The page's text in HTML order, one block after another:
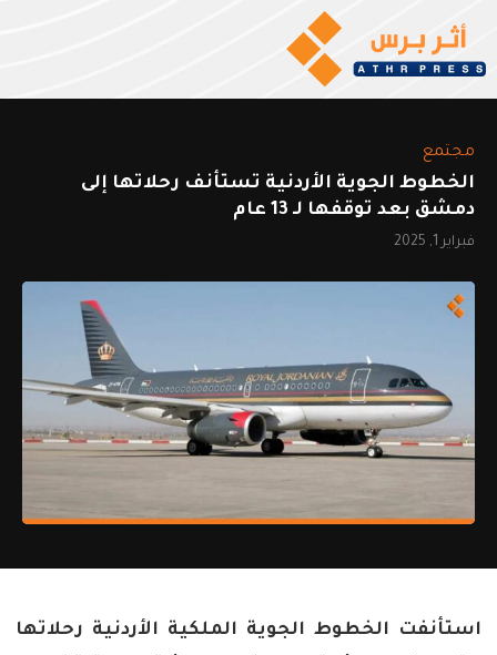
مجتمع
الخطوط الجوية الأردنية تستأنف رحلاتها إلى
دمشق بعد توقفها لـ 13 عام
فبراير 1, 2025
استأنفت الخطوط الجوية الملكية الأردنية رحلاتها